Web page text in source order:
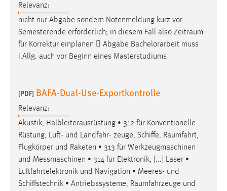
Relevanz:
nicht nur Abgabe sondern Notenmeldung kurz vor
Semesterende erforderlich; in diesem Fall also Zeitraum
für Korrektur einplanen  Abgabe Bachelorarbeit muss
i.Allg. auch vor Beginn eines Masterstudiums
[PDF] BAFA-Dual-Use-Exportkontrolle
Relevanz:
Akustik, Halbleiterausrüstung • 312 für Konventionelle
Rüstung, Luft- und Landfahr- zeuge, Schiffe, Raumfahrt,
Flugkörper und Raketen • 313 für Werkzeugmaschinen
und Messmaschinen • 314 für Elektronik, [...] Laser •
Luftfahrtelektronik und Navigation • Meeres- und
Schiffstechnik • Antriebssysteme, Raumfahrzeuge und